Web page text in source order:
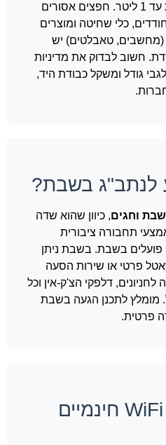
כשכולן בשקית שקופה אחת עד 1 ליטר. חפצים אסורים
כלי שחיטה ומוצרים
(מחשבים, טאבלטים) יש
חשוב לבדוק את מדיניות
גודל ומשקל כבודת היד,
לנתב"ג בשבת?
, כיוון שהוא שדה
תחבורה ציבורית
פועלים בשבת. בשבת ניתן
פרטי או שירות הסעה
דלפקי הצ'ק-אין וכל
מומלץ לתכנן הגעה בשבת
פרטית.
האם יש שירותי WiFi חינמיים